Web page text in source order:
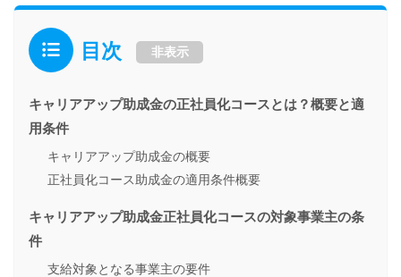
目次 非表示
キャリアアップ助成金の正社員化コースとは？概要と適
用条件
キャリアアップ助成金の概要
正社員化コース助成金の適用条件概要
キャリアアップ助成金正社員化コースの対象事業主の条
件
支給対象となる事業主の要件